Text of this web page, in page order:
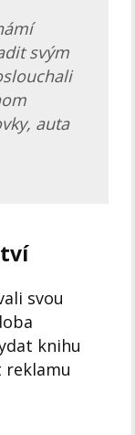
svým
auta
svou
knihu
reklamu